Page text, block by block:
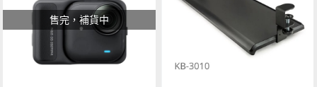
售完，補貨中